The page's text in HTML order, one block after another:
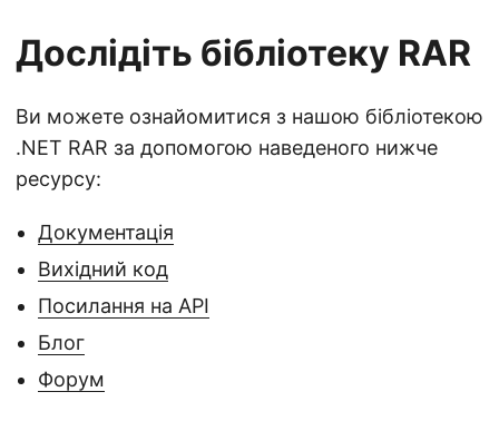
Дослідіть бібліотеку RAR
Ви можете ознайомитися з нашою бібліотекою
.NET RAR за допомогою наведеного нижче
ресурсу:
Документація
Вихідний код
Посилання на API
Блог
Форум